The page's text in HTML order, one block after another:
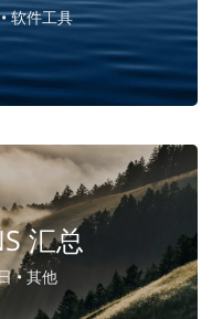
软件工具
汇总
•其他